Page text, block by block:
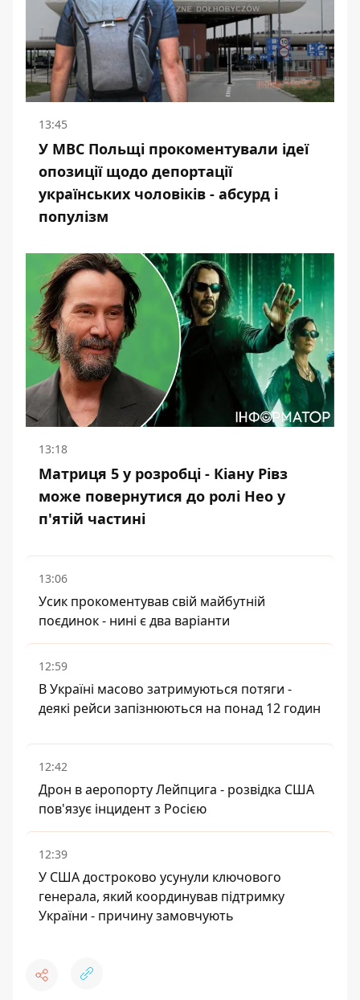
13:45
У МВС Польщі прокоментували ідеї
опозиції щодо депортації
українських чоловіків - абсурд і
популізм
13:18
Матриця 5 у розробці - Кіану Рівз
може повернутися до ролі Нео у
п'ятій частині
13:06
Усик прокоментував свій майбутній
поєдинок - нині є два варіанти
12:59
В Україні масово затримуються потяги -
деякі рейси запізнюються на понад 12 годин
12:42
Дрон в аеропорту Лейпцига - розвідка США
пов'язує інцидент з Росією
12:39
У США достроково усунули ключового
генерала, який координував підтримку
України - причину замовчують